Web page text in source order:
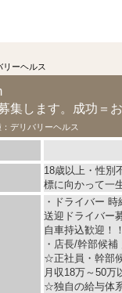
リーヘルス
集します。成功＝
デリバリーヘルス
18歳以上・性別
標に向かって一
・ドライバー 時
送迎ドライバー
自車持込歓迎！！
・店長/幹部候補
☆正社員・幹部
月収18万～50万
☆独自の給与体